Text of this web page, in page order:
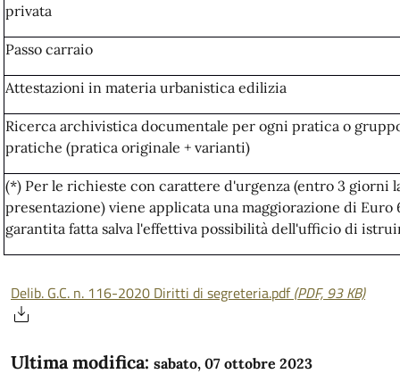
privata
Passo carraio
Attestazioni in materia urbanistica edilizia
Ricerca archivistica documentale per ogni pratica o
pratiche (pratica originale + varianti)
(*) Per le richieste con carattere d'urgenza (entro 3 giorni
presentazione) viene applicata una maggiorazione di Euro
garantita fatta salva l'effettiva possibilità dell'ufficio di
Delib. G.C. n. 116-2020 Diritti di segreteria.pdf(PDF, 93 KB)
Ultima modifica: sabato, 07 ottobre 2023